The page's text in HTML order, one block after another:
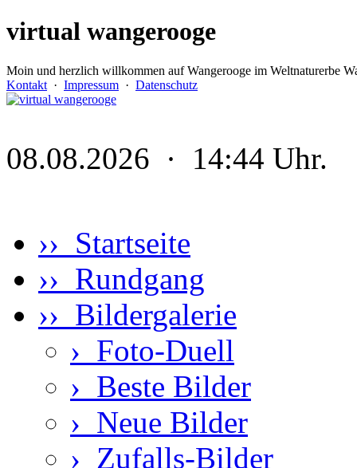
virtual wangerooge
Moin und herzlich willkommen auf Wangerooge im Weltnaturerbe
Kontakt · Impressum · Datenschutz
08.08.2026 · 14:44 Uhr.
›› Startseite
›› Rundgang
›› Bildergalerie
› Foto-Duell
› Beste Bilder
› Neue Bilder
› Zufalls-Bilder